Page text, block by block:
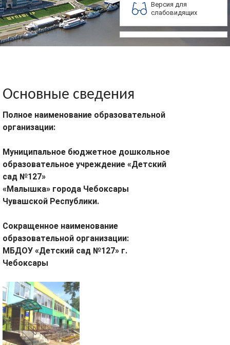
Версия для
слабовидящих
Основные сведения
Полное наименование образовательной
организации:
Муниципальное бюджетное дошкольное
образовательное учреждение «Детский
сад №127»
«Малышка» города Чебоксары
Чувашской Республики.
Сокращенное наименование
образовательной организации:
МБДОУ «Детский сад №127» г.
Чебоксары